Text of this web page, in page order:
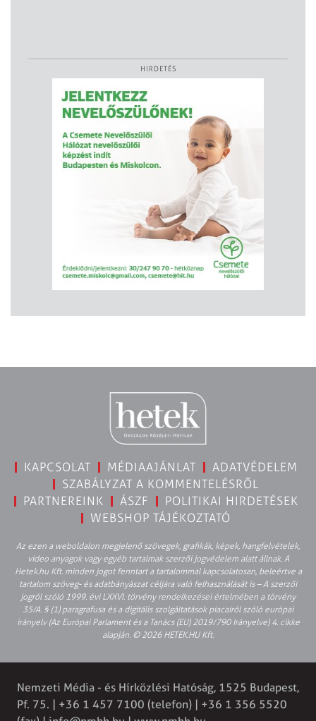
HIRDETÉS
KAPCSOLAT MÉDIAAJÁNLAT
ADATVÉDELEM
SZABÁLYZAT A KOMMENTELÉSRŐL
PARTNEREINK
ÁSZF
POLITIKAI HIRDETÉSEK
WEBSHOP TÁJÉKOZTATÓ
Az ezen a weboldalon megjelenő szövegek, grafikák, képek, hangfelvételek,
video anyagok vagy egyéb tartalmak szerzői jogvédelem alatt állnak. A
Hetek.hu Kft. minden jogot fenntart a tartalommal kapcsolatosan, beleértve a
tartalom szöveg- és adatbányászat céljára való felhasználását is – A szerzői
jogról szóló 1999. évi LXXVI. törvény rendelkezései értelmében a törvény
35/A. § (1) paragrafusa és a digitális szolgáltatások piacairól szóló európai
irányelv (Az Európai Parlament és a Tanács (EU) 2019/790 Irányelve) 4. cikke
alapján. © 2026 HETEK.HU Kft.
Nemzeti Média - és Hírközlési Hatóság, 1525 Budapest,
Pf. 75. | +36 1 457 7100 (telefon) | +36 1 356 5520